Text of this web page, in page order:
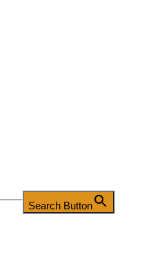
Search Button